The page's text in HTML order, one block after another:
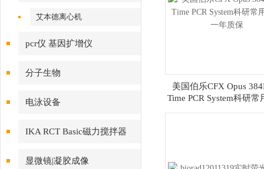
艾本德离心机
pcr仪 基因扩增仪
分子生物
电泳设备
IKA RCT Basic磁力搅拌器
显微镜|凝胶成像
美国伯乐CFX Opus
Time PCR System科研常